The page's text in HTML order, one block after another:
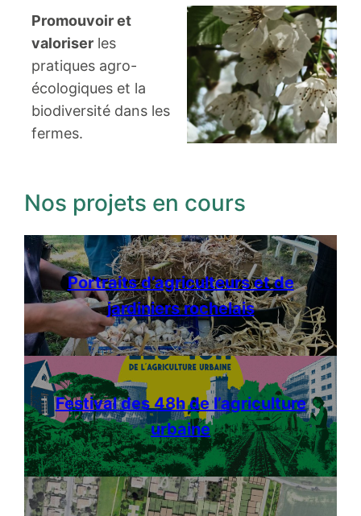
Promouvoir et
valoriser les
pratiques agro-
écologiques et la
biodiversité dans les
fermes.
Nos projets en cours
Portraits d’agriculteurs et de
jardiniers rochelais
Festival des 48h de l’agriculture
urbaine